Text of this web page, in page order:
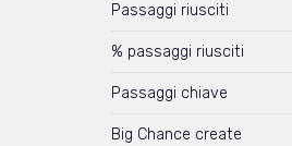
Passaggi riusciti
% passaggi riusciti
Passaggi chiave
Big Chance create